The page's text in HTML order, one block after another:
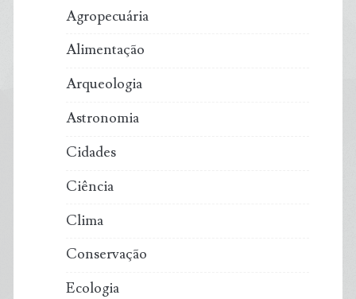
Agropecuária
Alimentação
Arqueologia
Astronomia
Cidades
Ciência
Clima
Conservação
Ecologia